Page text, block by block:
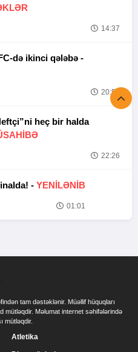
14:37
Tofiq Musayevdən UFC-də ikinci qələbə -
20:52
heç bir halda
22:26
- YENİLƏNİB
01:01
tam dəstəklənir. Müəllif hüquqları
mütləqdir. Məlumat internet səhifələrində
mütləqdir.
Atletika